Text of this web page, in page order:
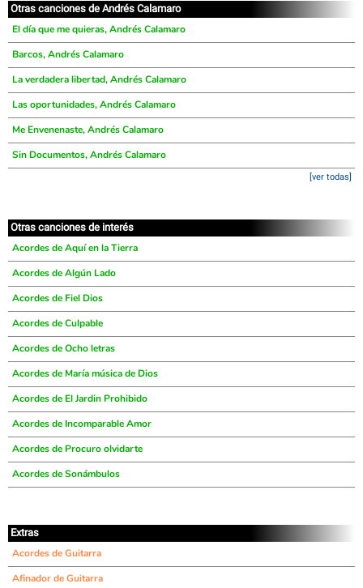
Otras canciones de Andrés Calamaro
El día que me quieras, Andrés Calamaro
Barcos, Andrés Calamaro
La verdadera libertad, Andrés Calamaro
Las oportunidades, Andrés Calamaro
Me Envenenaste, Andrés Calamaro
Sin Documentos, Andrés Calamaro
[ver todas]
Otras canciones de interés
Acordes de Aquí en la Tierra
Acordes de Algún Lado
Acordes de Fiel Dios
Acordes de Culpable
Acordes de Ocho letras
Acordes de María música de Dios
Acordes de El Jardin Prohibido
Acordes de Incomparable Amor
Acordes de Procuro olvidarte
Acordes de Sonámbulos
Extras
Acordes de Guitarra
Afinador de Guitarra